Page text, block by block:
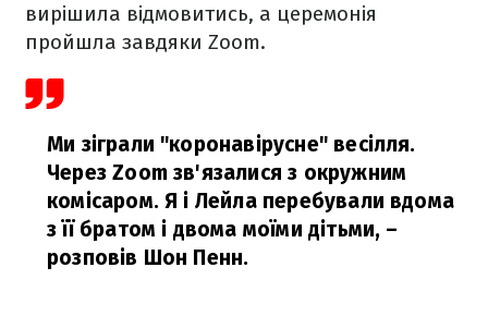
вирішила відмовитись, а церемонія
пройшла завдяки Zoom.
Ми зіграли "коронавірусне" весілля.
Через Zoom зв'язалися з окружним
комісаром. Я і Лейла перебували вдома
з її братом і двома моїми дітьми, –
розповів Шон Пенн.